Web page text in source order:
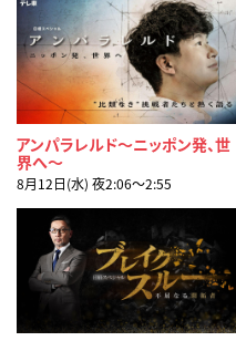
アンパラレルド～ニッポン発、世
界へ～
8月12日(水) 夜2:06〜2:55